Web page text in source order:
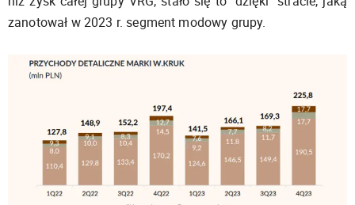
zanotował w 2023 r. segment modowy grupy.